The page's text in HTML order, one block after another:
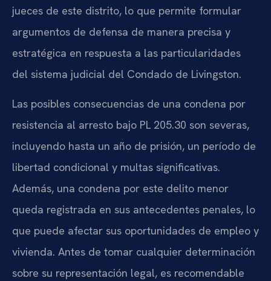
jueces de este distrito, lo que permite formular
argumentos de defensa de manera precisa y
estratégica en respuesta a las particularidades
del sistema judicial del Condado de Livingston.
Las posibles consecuencias de una condena por
resistencia al arresto bajo PL 205.30 son severas,
incluyendo hasta un año de prisión, un período de
libertad condicional y multas significativas.
Además, una condena por este delito menor
queda registrada en sus antecedentes penales, lo
que puede afectar sus oportunidades de empleo y
vivienda. Antes de tomar cualquier determinación
sobre su representación legal, es recomendable